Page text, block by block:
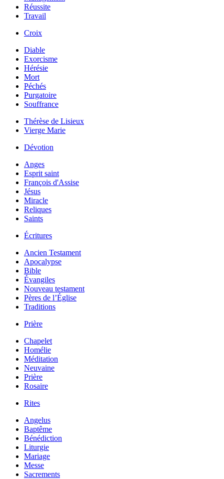
Réussite
Travail
Croix
Diable
Exorcisme
Hérésie
Mort
Péchés
Purgatoire
Souffrance
Thérèse de Lisieux
Vierge Marie
Dévotion
Anges
Esprit saint
François d'Assise
Jésus
Miracle
Reliques
Saints
Écritures
Ancien Testament
Apocalypse
Bible
Évangiles
Nouveau testament
Pères de l’Église
Traditions
Prière
Chapelet
Homélie
Méditation
Neuvaine
Prière
Rosaire
Rites
Angelus
Baptême
Bénédiction
Liturgie
Mariage
Messe
Sacrements